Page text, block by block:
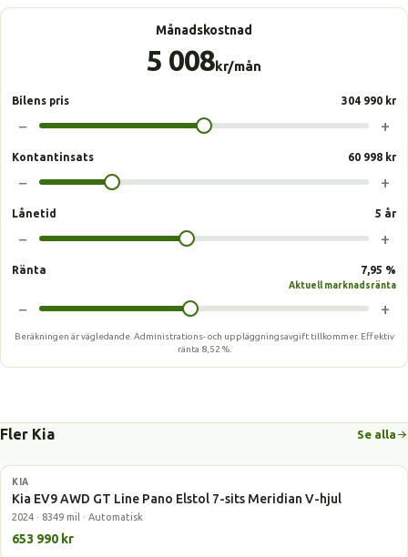
Månadskostnad
5 008kr/mån
Bilens pris 304 990 kr
− +
Kontantinsats 60 998 kr
− +
Lånetid 5 år
− +
Ränta 7,95 %
Aktuell marknadsränta
− +
Beräkningen är vägledande. Administrations- och uppläggningsavgift tillkommer. Effektiv
ränta 8,52 %.
Fler Kia Se alla
Elbil
KIA
Kia EV9 AWD GT Line Pano Elstol 7-sits Meridian V-hjul
2024 · 8349 mil · Automatisk
653 990 kr